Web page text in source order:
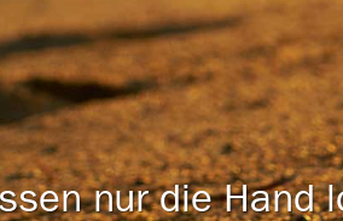
nur die Hand